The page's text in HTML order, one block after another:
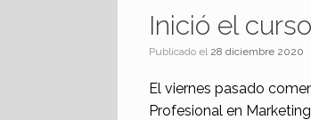
Inició el
Publicado el 28 diciembre 2020
El viernes pasado
Profesional en